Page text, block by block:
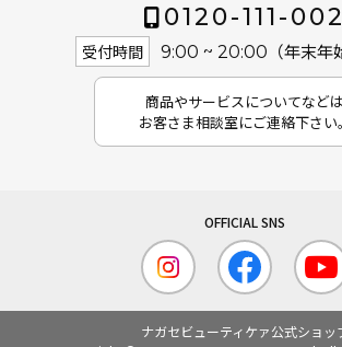
0120-111-002
受付時間 9:00 ~ 20:00 （年末年
商品やサービスについてなどは
お客さま相談室にご連絡下さい。
ナガセビューティケァ公式ショッ